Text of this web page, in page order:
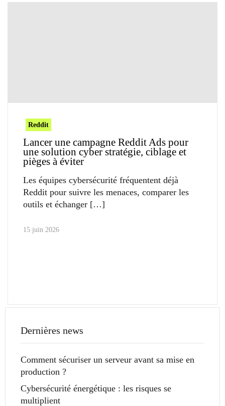
Reddit
Lancer une campagne Reddit Ads pour
une solution cyber stratégie, ciblage et
pièges à éviter
Les équipes cybersécurité fréquentent déjà
Reddit pour suivre les menaces, comparer les
outils et échanger
15 juin 2026
Dernières news
Comment sécuriser un serveur avant sa mise en
production ?
Cybersécurité énergétique : les risques se
multiplient